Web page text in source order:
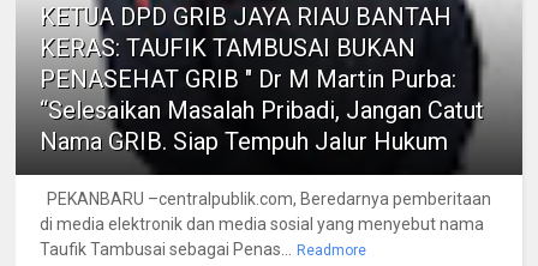
KETUA DPD GRIB JAYA RIAU BANTAH
KERAS: TAUFIK TAMBUSAI BUKAN
PENASEHAT GRIB " Dr M Martin Purba:
“Selesaikan Masalah Pribadi, Jangan Catut
Nama GRIB. Siap Tempuh Jalur Hukum
PEKANBARU –centralpublik.com, Beredarnya pemberitaan
di media elektronik dan media sosial yang menyebut nama
Taufik Tambusai sebagai Penas...
Readmore